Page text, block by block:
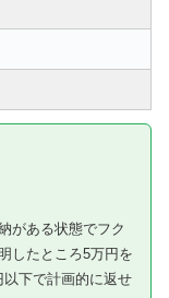
がある状態でフク
したところ5万円を
下で計画的に返せ